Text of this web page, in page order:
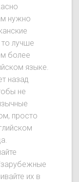
нужно
лучше
более
языке.
назад
не
просто
их в